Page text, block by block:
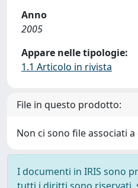
Anno
2005
Appare nelle tipologie:
1.1 Articolo in rivista
File in questo prodotto:
Non ci sono file associati
I documenti in IRIS sono